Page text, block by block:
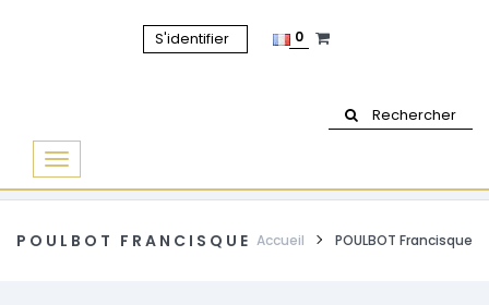
S'identifier 0
Rechercher
Basculer
la
POULBOT FRANCISQUE Accueil POULBOT Francisque